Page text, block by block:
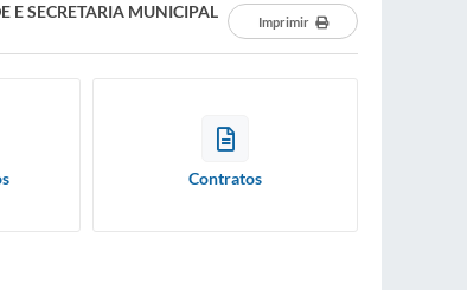
E SECRETARIA MUNICIPAL
Imprimir
Contratos